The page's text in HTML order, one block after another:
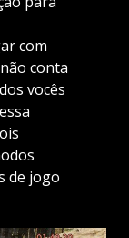
com
conta
vocês
de jogo